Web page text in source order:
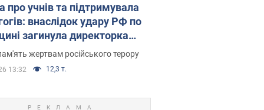
про учнів та підтримувала
внаслідок удару РФ по
загинула директорка
ліцею, її чоловік та онук
жертвам російського терору
13:32 12,3 т.